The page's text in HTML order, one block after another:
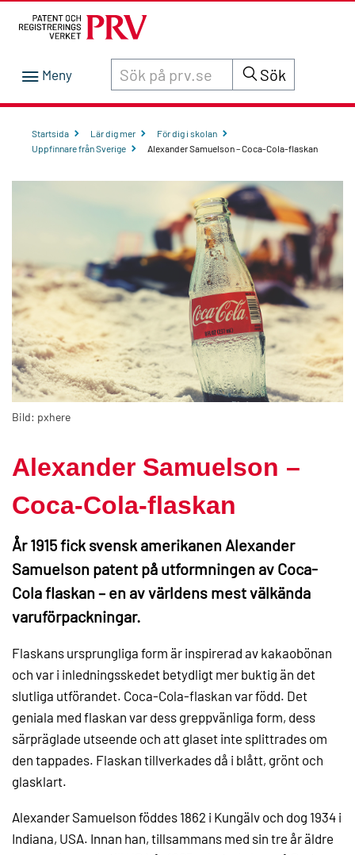
Sök innehåll på siten prv.se Sök
Startsida Lär dig mer
För dig i skolan
Uppfinnare från Sverige
Alexander Samuelson – Coca-Cola-flaskan
Bild: pxhere
Alexander Samuelson –
Coca-Cola-flaskan
År 1915 fick svensk amerikanen Alexander
Samuelson patent på utformningen av Coca-
Cola flaskan – en av världens mest välkända
varuförpackningar.
Flaskans ursprungliga form är inspirerad av kakaobönan
och var i inledningsskedet betydligt mer buktig än det
slutliga utförandet. Coca-Cola-flaskan var född. Det
geniala med flaskan var dess greppvänliga form, dess
särpräglade utseende och att glaset inte splittrades om
den tappades. Flaskan tillverkades då i blått, grönt och
glasklart.
Alexander Samuelson föddes 1862 i Kungälv och dog 1934 i
Indiana, USA. Innan han, tillsammans med sin tre år äldre